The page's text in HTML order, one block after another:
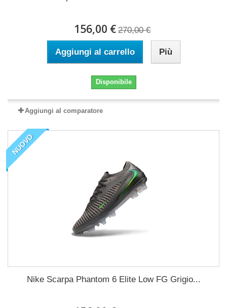
156,00 € 270,00 €
Aggiungi al carrello Più
Disponibile
Aggiungi al comparatore
NUOVO
Nike Scarpa Phantom 6 Elite Low FG Grigio...